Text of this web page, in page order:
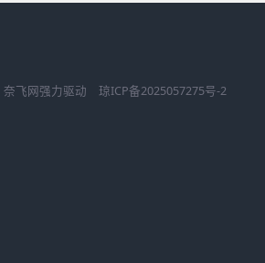
奈飞网强力驱动 琼ICP备2025057275号-2